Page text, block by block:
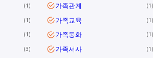
1 가족관계 1
1 가족교육 1
1 가족동화 1
3 가족서사 1